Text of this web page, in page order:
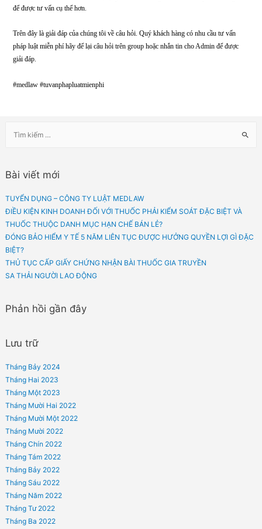
2. Việc giải quyết quan hệ tài sản phải bảo đảm quyền, lợi ích hợp pháp của
được coi như lao động có thu nhập.
Nội dung tư vấn của chúng tôi dựa trên thông tin của Khách hàng cung cấp,
để được tư vấn cụ thể hơn.
pháp luật miễn phí hãy để lại câu hỏi trên group hoặc nhắn tin cho Admin để
giải đáp.
#medlaw #tuvanphapluatmienphi
ĐIỀU KIỆN KINH DOANH ĐỐI VỚI THUỐC PHẢI KIỂM SOÁT ĐẶC
THUỐC THUỘC DANH MỤC HẠN CHẾ BÁN LẺ?
ĐÓNG BẢO HIỂM Y TẾ 5 NĂM LIÊN TỤC ĐƯỢC HƯỞNG QUYỀN LỢI
BIỆT?
THỦ TỤC CẤP GIẤY CHỨNG NHẬN BÀI THUỐC GIA TRUYỀN
SA THẢI NGƯỜI LAO ĐỘNG
Phản hồi gần đây
Lưu trữ